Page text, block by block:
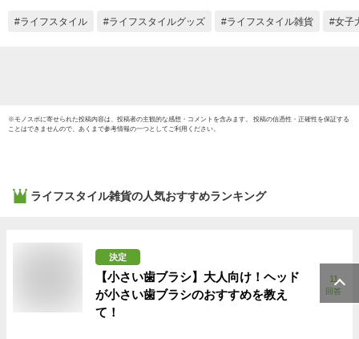
iPhone 13 iPhone
ライフスタイル ライフスタイルグッズ ライフスタイル雑貨 女子
※モノスポに寄せられた投稿内容は、投稿者の主観的な感想・コメントを含みます。 投稿の信憑性・正確性を保証する
ことはできませんので、あくまで参考情報の一つとしてご利用ください。
ライフスタイル雑貨の人気おすすめランキング
決定
【小さい歯ブラシ】大人向け！ヘッド
が小さい歯ブラシのおすすめを教え
て！
11
回答